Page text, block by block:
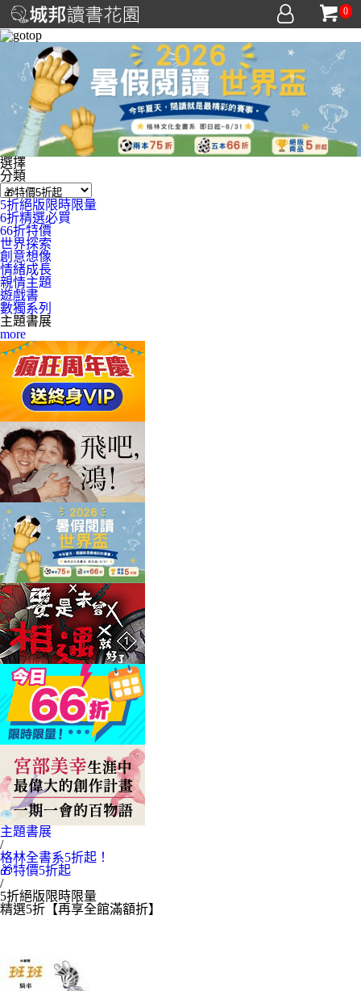
0
選擇
分類
5折絕版限時限量
6折精選必買
66折特價
世界探索
創意想像
情緒成長
親情主題
遊戲書
數獨系列
主題書展
more
主題書展
/
格林全書系5折起！
🎁特價5折起
/
5折絕版限時限量
精選5折【再享全館滿額折】